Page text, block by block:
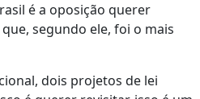
é a oposição querer
segundo ele, foi o mais
dois projetos de lei